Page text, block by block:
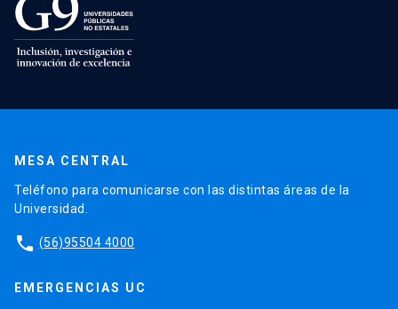
MESA CENTRAL
Teléfono para comunicarse con las distintas áreas de la
Universidad.
phone (56)95504 4000
EMERGENCIAS UC